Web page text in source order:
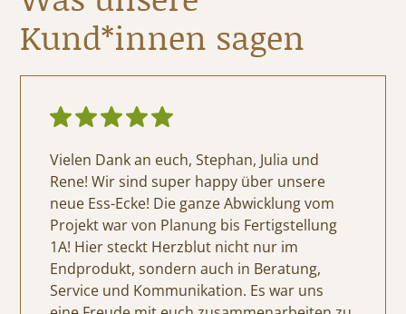
Kund*innen sagen
Vielen Dank an euch, Stephan, Julia und
Rene! Wir sind super happy über unsere
neue Ess-Ecke! Die ganze Abwicklung vom
Projekt war von Planung bis Fertigstellung
1A! Hier steckt Herzblut nicht nur im
Endprodukt, sondern auch in Beratung,
Service und Kommunikation. Es war uns